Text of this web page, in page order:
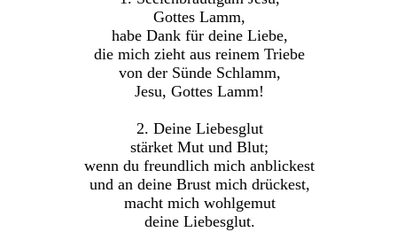
Gottes Lamm,
habe Dank für deine Liebe,
die mich zieht aus reinem Triebe
von der Sünde Schlamm,
Jesu, Gottes Lamm!
2. Deine Liebesglut
stärket Mut und Blut;
wenn du freundlich mich anblickest
und an deine Brust mich drückest,
macht mich wohlgemut
deine Liebesglut.